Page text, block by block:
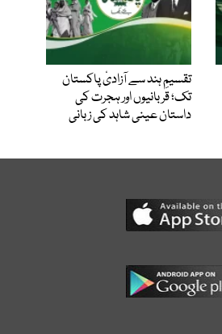
تقسیمِ ہند سے آزادیٔ پاکستان
تک؛ قربانیوں اور ہجرت کی
داستان عینی شاہد کی زبانی